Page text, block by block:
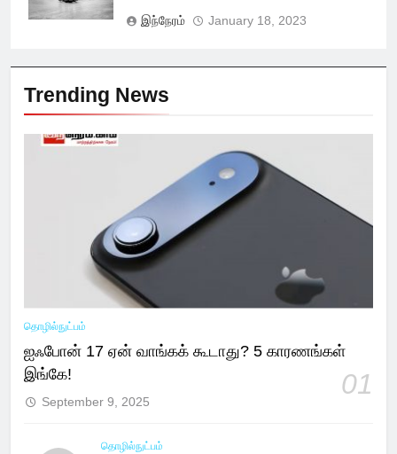
இந்நேரம் January 18, 2023
Trending News
தொழில்நுட்பம்
ஐஃபோன் 17 ஏன் வாங்கக் கூடாது? 5 காரணங்கள்
இங்கே!
01
September 9, 2025
தொழில்நுட்பம்